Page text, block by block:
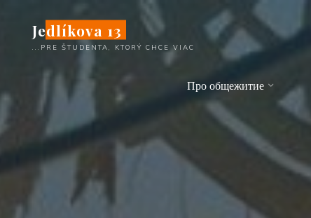
содержимому
Jedlíkova 13
...PRE ŠTUDENTA, KTORÝ CHCE VIAC
Про общежитие